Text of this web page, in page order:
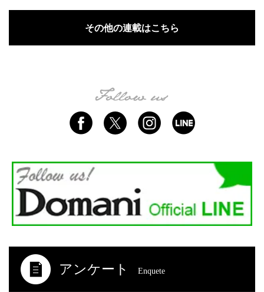
その他の連載はこちら
アンケート Enquete